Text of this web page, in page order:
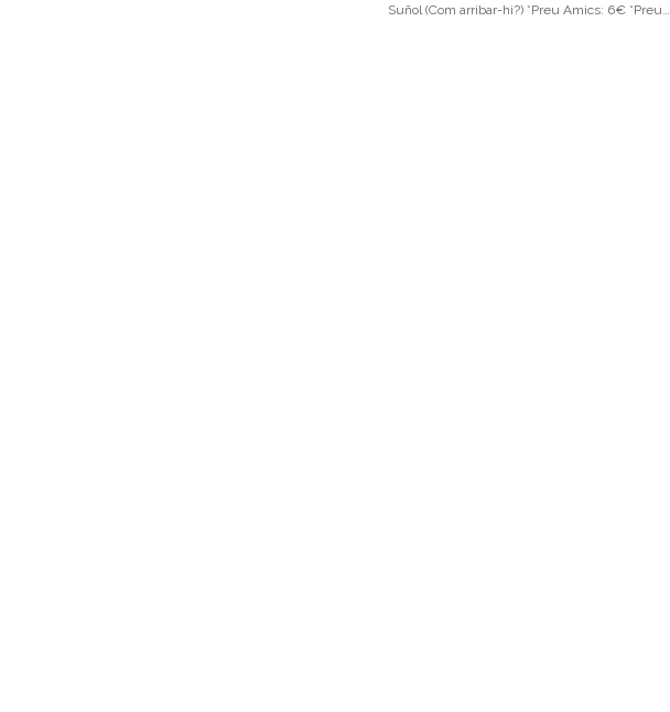
Suñol (Com arribar-hi?) *Preu Amics: 6€ *Preu…